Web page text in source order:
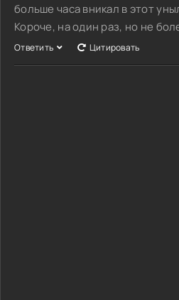
больше часа вникал в этот
Короче, на один раз, но не
Ответить Цитировать